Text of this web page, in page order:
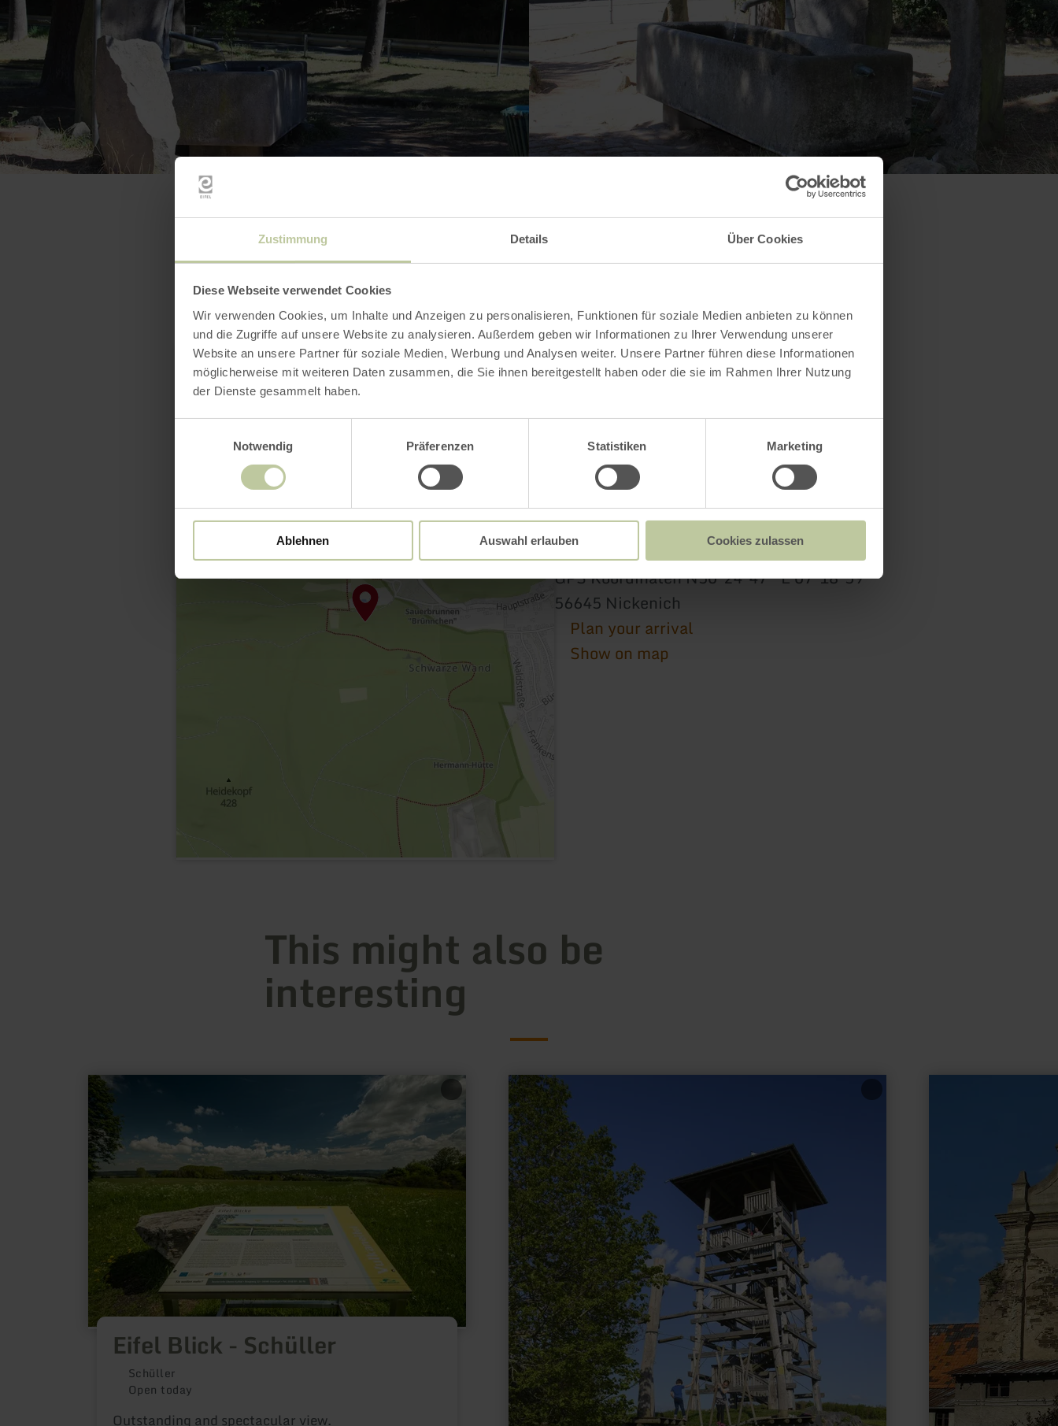
Zustimmung Details Über Cookies
Diese Webseite verwendet Cookies
Wir verwenden Cookies, um Inhalte und Anzeigen zu personalisieren, Funktionen für soziale Medien anbieten zu können
und die Zugriffe auf unsere Website zu analysieren. Außerdem geben wir Informationen zu Ihrer Verwendung unserer
Website an unsere Partner für soziale Medien, Werbung und Analysen weiter. Unsere Partner führen diese Informationen
möglicherweise mit weiteren Daten zusammen, die Sie ihnen bereitgestellt haben oder die sie im Rahmen Ihrer Nutzung
der Dienste gesammelt haben.
Notwendig
Präferenzen Statistiken Marketing
Ablehnen Auswahl erlauben Cookies zulassen
Contact
Sauerbrunnen "Brünnchen"
GPS Koordinaten N50°24’47“ E 07°18’59“
56645 Nickenich
Plan your arrival
Show on map
This might also be
interesting
Eifel Blick - Schüller
Schüller
Open today
Outstanding and spectacular view.
learn
about:
Eifel
Blick
-
Schüller
learn
about:
Aussichtsturm
"Eifel-
Guck"